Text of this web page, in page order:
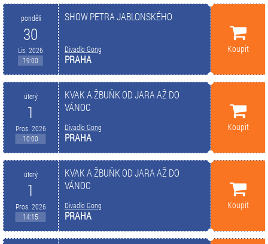
pondělí
30
Lis. 2026
19:00
SHOW PETRA JABLONSKÉHO
Divadlo Gong
PRAHA
Koupit
úterý
1
Pros. 2026
10:00
KVAK A ŽBUŇK OD JARA AŽ DO
VÁNOC
Divadlo Gong
PRAHA
Koupit
úterý
1
Pros. 2026
14:15
KVAK A ŽBUŇK OD JARA AŽ DO
VÁNOC
Divadlo Gong
PRAHA
Koupit